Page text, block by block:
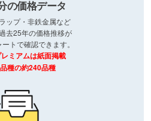
の価格データ
ップ・非鉄金属など
去25年の価格推移が
トで確認できます。
ミアムは紙面掲載
種の約240品種